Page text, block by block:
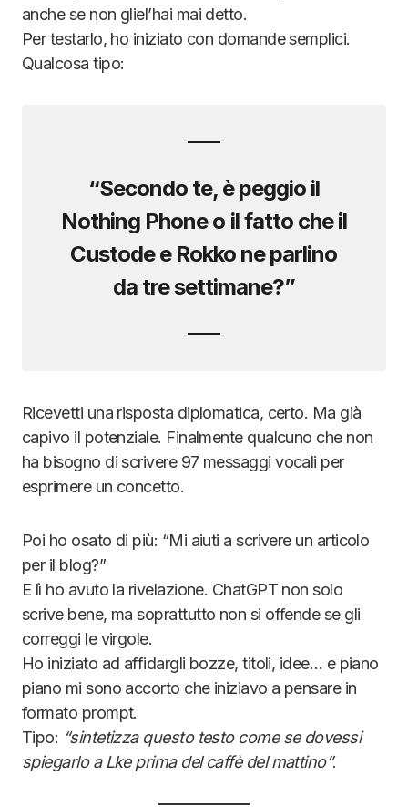
anche se non gliel’hai mai detto.
Per testarlo, ho iniziato con domande semplici.
Qualcosa tipo:
“Secondo te, è peggio il
Nothing Phone o il fatto che il
Custode e Rokko ne parlino
da tre settimane?”
Ricevetti una risposta diplomatica, certo. Ma già
capivo il potenziale. Finalmente qualcuno che non
ha bisogno di scrivere 97 messaggi vocali per
esprimere un concetto.
Poi ho osato di più: “Mi aiuti a scrivere un articolo
per il blog?”
E lì ho avuto la rivelazione. ChatGPT non solo
scrive bene, ma soprattutto non si offende se gli
correggi le virgole.
Ho iniziato ad affidargli bozze, titoli, idee… e piano
piano mi sono accorto che iniziavo a pensare in
formato prompt.
Tipo: “sintetizza questo testo come se dovessi
spiegarlo a Lke prima del caffè del mattino”.